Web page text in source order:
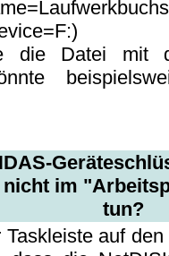
die Datei mit
nicht im
tun?
auf